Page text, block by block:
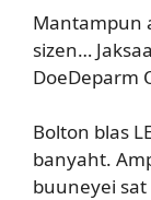
Mantampun
sizen…
DoeDeparm
Bolton blas
banyaht.
buuneyei